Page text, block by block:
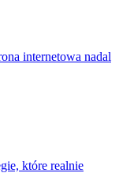
internetowa nadal
które realnie